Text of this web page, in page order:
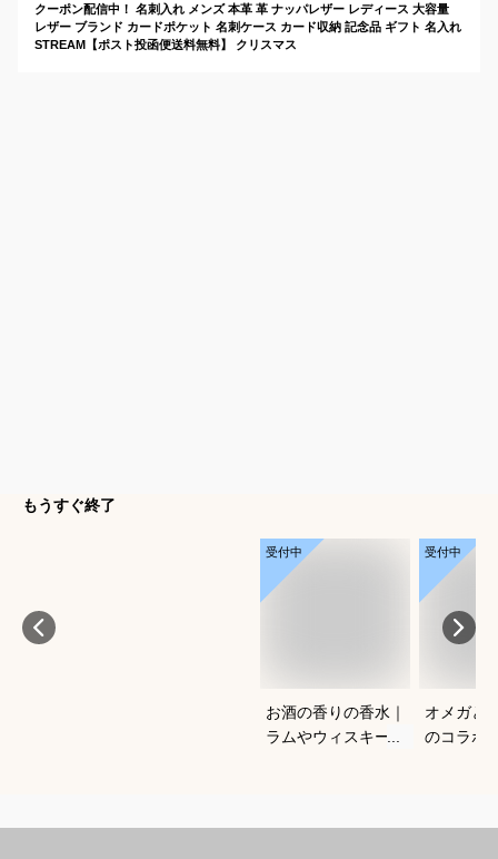
クーポン配信中！ 名刺入れ メンズ 本革 革 ナッパレザー レディース 大容量
レザー ブランド カードポケット 名刺ケース カード収納 記念品 ギフト 名入れ
STREAM【ポスト投函便送料無料】 クリスマス
もうすぐ終了
受付中
お酒の香りの香水｜
ラムやウィスキーな
受付中
オメガと
のコラボ